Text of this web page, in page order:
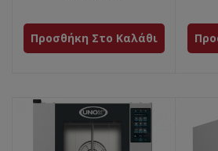
Προσθήκη Στο Καλάθι